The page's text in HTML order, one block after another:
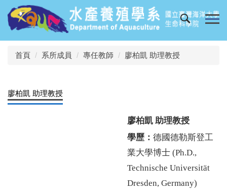
跳
到
主
要
首頁 系所成員 專任教師 廖柏凱 助理教授
廖柏凱 助理教授
廖柏凱 助理教授
學歷： 德國德勒斯登工
業大學博士 (Ph.D.,
Technische Universität
Dresden, Germany)